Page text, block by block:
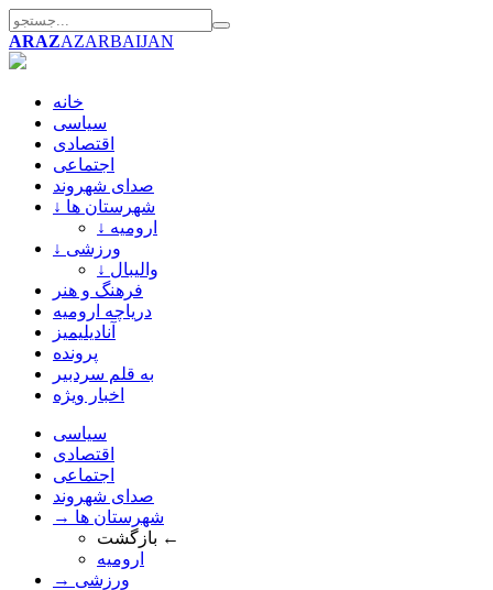
ARAZAZARBAIJAN
خانه
سیاسی
اقتصادی
اجتماعی
صدای شهروند
↓ شهرستان ها
↓ ارومیه
↓ ورزشی
↓ والیبال
فرهنگ و هنر
دریاچه ارومیه
آنادیلیمیز
پرونده
به قلم سردبیر
اخبار ویژه
سیاسی
اقتصادی
اجتماعی
صدای شهروند
→ شهرستان ها
بازگشت ←
ارومیه
→ ورزشی